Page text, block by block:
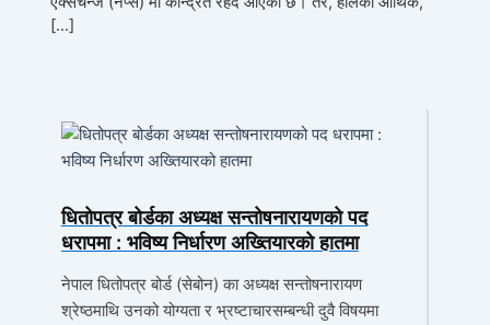
[…]
धितोपत्र बोर्डका अध्यक्ष सन्तोषनारायणको पद
धरापमा : भविष्य निर्धारण अख्तियारको हातमा
नेपाल धितोपत्र बोर्ड (सेबोन) का अध्यक्ष सन्तोषनारायण
श्रेष्ठमाथि उनको योग्यता र भ्रष्टाचारसम्बन्धी दुवै विषयमा